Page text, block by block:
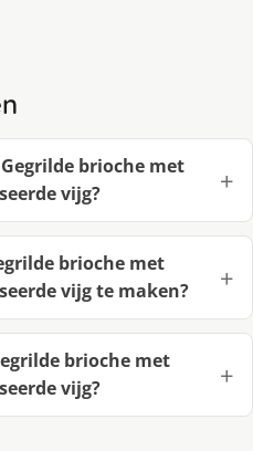
brioche met
vijg?
brioche met
vijg te maken?
brioche met
vijg?